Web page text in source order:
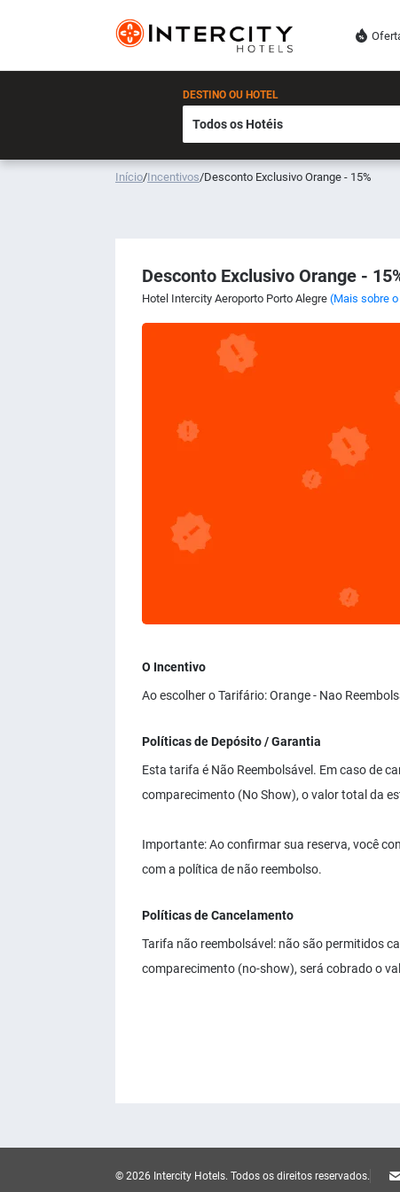
DESTINO OU HOTEL
Início/Incentivos/Desconto Exclusivo Orange - 15%
Desconto Exclusivo Orange -
Hotel Intercity Aeroporto Porto Alegre (Mais sobre
O Incentivo
Ao escolher o Tarifário: Orange - Nao
Políticas de Depósito / Garantia
Esta tarifa é Não Reembolsável. Em caso de
comparecimento (No Show), o valor total da
Importante: Ao confirmar sua reserva, você
com a política de não reembolso.
Políticas de Cancelamento
Tarifa não reembolsável: não são permitidos
comparecimento (no-show), será cobrado o
© 2026 Intercity Hotels. Todos os direitos reservados.